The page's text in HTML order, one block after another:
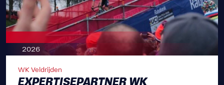
2026
WK Veldrijden
EXPERTISEPARTNER WK